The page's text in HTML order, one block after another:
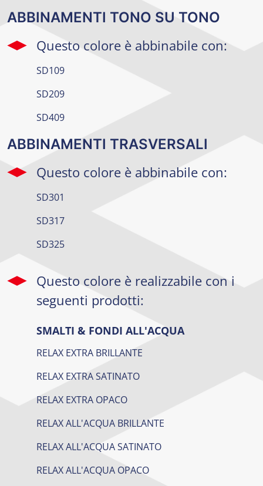
ABBINAMENTI TONO SU TONO
Questo colore è abbinabile con:
SD109
SD209
SD409
ABBINAMENTI TRASVERSALI
Questo colore è abbinabile con:
SD301
SD317
SD325
Questo colore è realizzabile con i
seguenti prodotti:
SMALTI & FONDI ALL'ACQUA
RELAX EXTRA BRILLANTE
RELAX EXTRA SATINATO
RELAX EXTRA OPACO
RELAX ALL'ACQUA BRILLANTE
RELAX ALL'ACQUA SATINATO
RELAX ALL'ACQUA OPACO